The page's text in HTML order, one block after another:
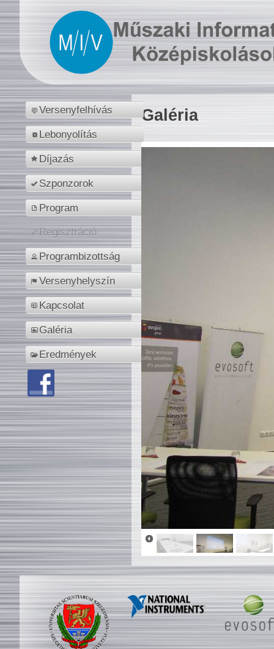
Versenyfelhívás
Lebonyolítás
Díjazás
Szponzorok
Program
Regisztráció
Programbizottság
Versenyhelyszín
Kapcsolat
Galéria
Eredmények
Galéria